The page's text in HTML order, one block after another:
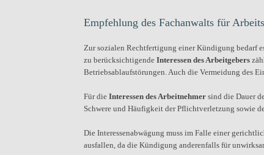
Empfehlung des Fachanwalts für
Zur sozialen Rechtfertigung einer Kündigung bedarf
zu berücksichtigende Interessen des Arbeitgebers
Betriebsablaufstörungen. Auch die Vermeidung des
Für die Interessen des Arbeitnehmer sind die Dauer
Schwere und Häufigkeit der Pflichtverletzung sowie
Die Interessenabwägung muss im Falle einer
ausfallen, da die Kündigung anderenfalls für